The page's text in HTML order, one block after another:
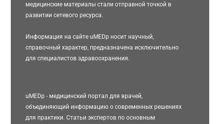
медицинские материалы стали отправной точкой в
развитии сетевого ресурса.
Информация на сайте uMEDp носит научный,
справочный характер, предназначена исключительно
для специалистов здравоохранения.
uMEDp - медицинский портал для врачей,
объединяющий информацию о современных решениях
для практики. Статьи экспертов по основным